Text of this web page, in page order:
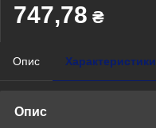
747,78 ₴
Опис Характеристики
Опис